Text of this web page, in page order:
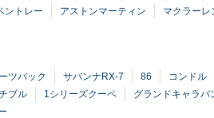
ントレー アストンマーティン マクラーレ
ツバック サバンナRX-7 86 コンドル
ブル 1シリーズクーペ グランドキャラバ